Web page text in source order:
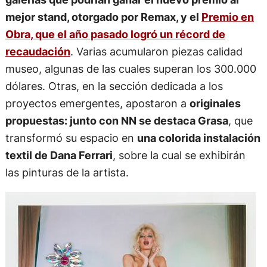
mejor stand, otorgado por Remax, y el Premio en
Obra, que el año pasado logró un récord de
recaudación. Varias acumularon piezas calidad
museo, algunas de las cuales superan los 300.000
dólares. Otras, en la sección dedicada a los
proyectos emergentes, apostaron a originales
propuestas: junto con NN se destaca Grasa, que
transformó su espacio en una colorida instalación
textil de Dana Ferrari, sobre la cual se exhibirán
las pinturas de la artista.